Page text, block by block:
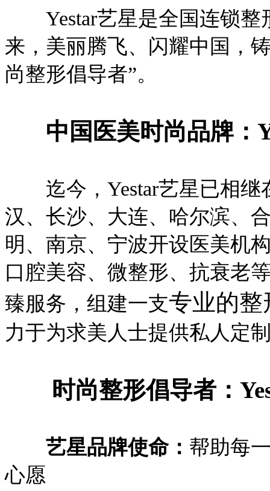
Yestar艺星是全国连锁整
来，美丽腾飞、闪耀中国，
尚整形倡导者”。
中国医美时尚品牌：
迄今，Yestar艺星已相继
汉、长沙、大连、哈尔滨、
明、南京、宁波开设医美机
口腔美容、微整形、抗衰老
臻服务，组建一支专业的整
力于为求美人士提供私人定
时尚整形倡导者：
艺星品牌使命： 帮助每
心愿